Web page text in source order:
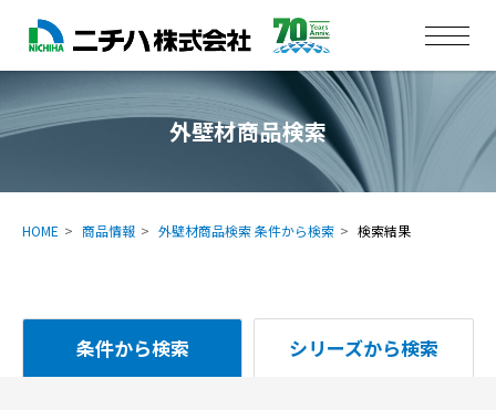
外壁材商品検索
HOME 商品情報 外壁材商品検索 条件から検索 検索結果
条件から検索 シリーズから検索